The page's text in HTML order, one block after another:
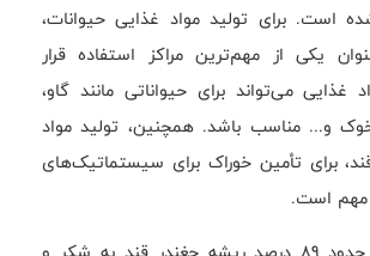
است. برای تولید مواد غذایی حیوانات،
یکی از مهم‌ترین مراکز استفاده قرار
غذایی می‌تواند برای حیواناتی مانند گاو،
و... مناسب باشد. همچنین، تولید مواد
برای تأمین خوراک برای سیستماتیک‌های
مهم است.